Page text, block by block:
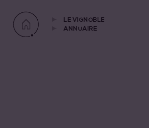
LE VIGNOBLE
ANNUAIRE